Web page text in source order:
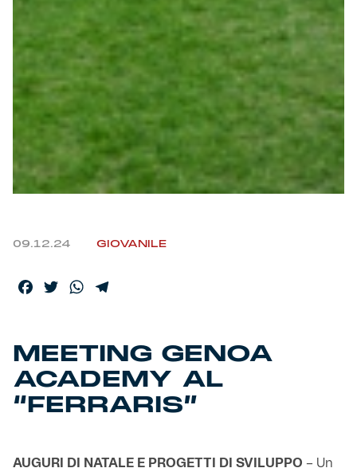
Caffè Boasi x Genoa
Helan x Genoa
Isolani x Genoa
Gift Card Online Store
09.12.24 GIOVANILE
Facebook
TwitterWhatsApp
MEETING GENOA
ACADEMY AL
“FERRARIS”
AUGURI DI NATALE E PROGETTI DI SVILUPPO – Un